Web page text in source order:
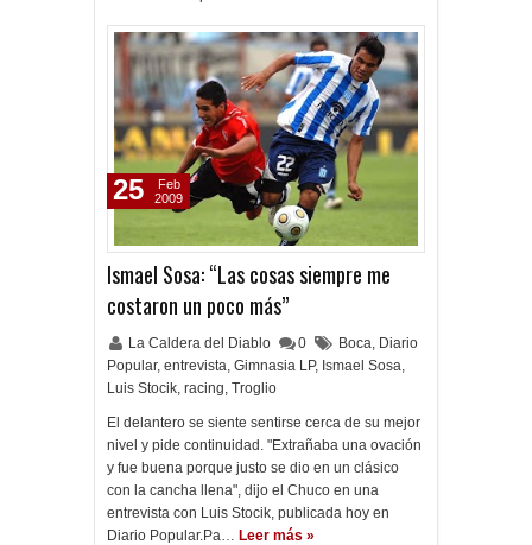
Ismael Sosa: “Las cosas siempre me
costaron un poco más”
La Caldera del Diablo 0 Boca, Diario
Popular, entrevista, Gimnasia LP, Ismael Sosa,
Luis Stocik, racing, Troglio
El delantero se siente sentirse cerca de su mejor
nivel y pide continuidad. "Extrañaba una ovación
y fue buena porque justo se dio en un clásico
con la cancha llena", dijo el Chuco en una
entrevista con Luis Stocik, publicada hoy en
Diario Popular.Pa… Leer más »
25
Feb
2009